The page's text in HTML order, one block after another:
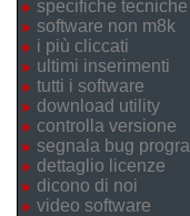
specifiche tecniche
software non m8k
i più cliccati
ultimi inserimenti
tutti i software
download utility
controlla versione
segnala bug
dettaglio licenze
dicono di noi
video software